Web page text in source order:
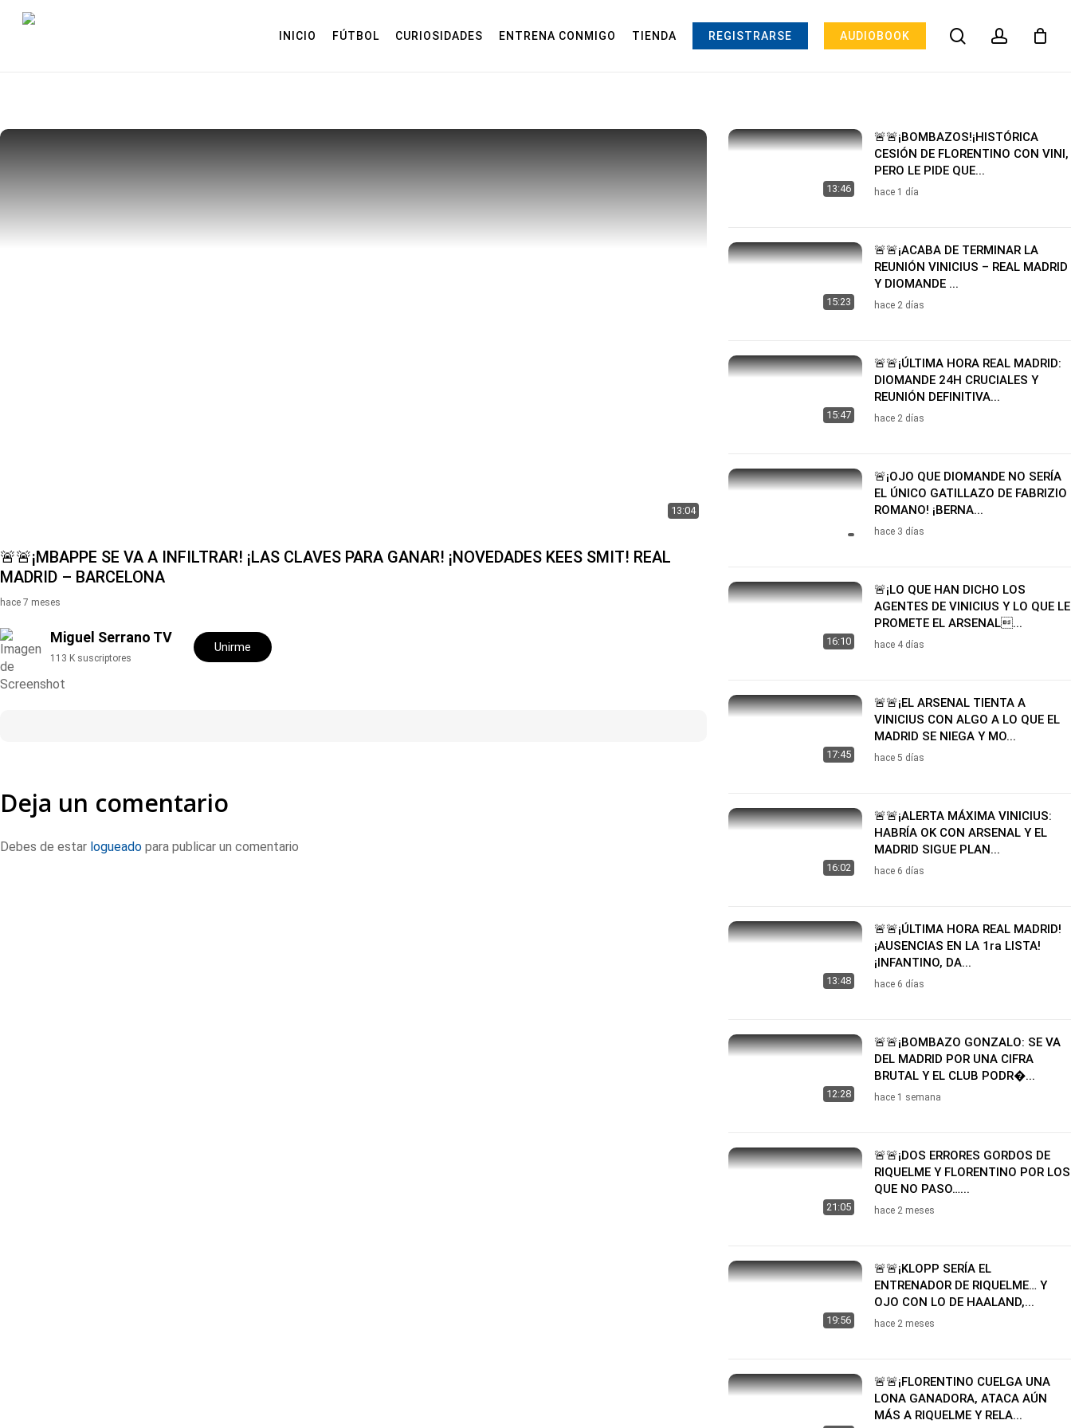
INICIO FÚTBOL CURIOSIDADES ENTRENA CONMIGO TIENDA REGISTRARSE AUDIOBOOK searchaccount
13:04
🚨🚨¡MBAPPE SE VA A INFILTRAR! ¡LAS CLAVES PARA GANAR! ¡NOVEDADES KEES SMIT! REAL
MADRID – BARCELONA
hace 7 meses
Miguel Serrano TV
113 K suscriptores
Unirme
Deja un comentario
Debes de estar logueado para publicar un comentario
13:46
🚨🚨¡BOMBAZOS!¡HISTÓRICA
CESIÓN DE FLORENTINO CON VINI,
PERO LE PIDE QUE...
hace 1 día
15:23
🚨🚨¡ACABA DE TERMINAR LA
REUNIÓN VINICIUS – REAL MADRID
Y DIOMANDE ...
hace 2 días
15:47
🚨🚨¡ÚLTIMA HORA REAL MADRID:
DIOMANDE 24H CRUCIALES Y
REUNIÓN DEFINITIVA...
hace 2 días
🚨¡OJO QUE DIOMANDE NO SERÍA
EL ÚNICO GATILLAZO DE FABRIZIO
ROMANO! ¡BERNA...
hace 3 días
16:10
🚨¡LO QUE HAN DICHO LOS
AGENTES DE VINICIUS Y LO QUE LE
PROMETE EL ARSENAL...
hace 4 días
17:45
🚨🚨¡EL ARSENAL TIENTA A
VINICIUS CON ALGO A LO QUE EL
MADRID SE NIEGA Y MO...
hace 5 días
16:02
🚨🚨¡ALERTA MÁXIMA VINICIUS:
HABRÍA OK CON ARSENAL Y EL
MADRID SIGUE PLAN...
hace 6 días
13:48
🚨🚨¡ÚLTIMA HORA REAL MADRID!
¡AUSENCIAS EN LA 1ra LISTA!
¡INFANTINO, DA...
hace 6 días
12:28
🚨🚨¡BOMBAZO GONZALO: SE VA
DEL MADRID POR UNA CIFRA
BRUTAL Y EL CLUB PODR�...
hace 1 semana
21:05
🚨🚨¡DOS ERRORES GORDOS DE
RIQUELME Y FLORENTINO POR LOS
QUE NO PASO…...
hace 2 meses
19:56
🚨🚨¡KLOPP SERÍA EL
ENTRENADOR DE RIQUELME… Y
OJO CON LO DE HAALAND,...
hace 2 meses
🚨🚨¡FLORENTINO CUELGA UNA
LONA GANADORA, ATACA AÚN
MÁS A RIQUELME Y RELA...